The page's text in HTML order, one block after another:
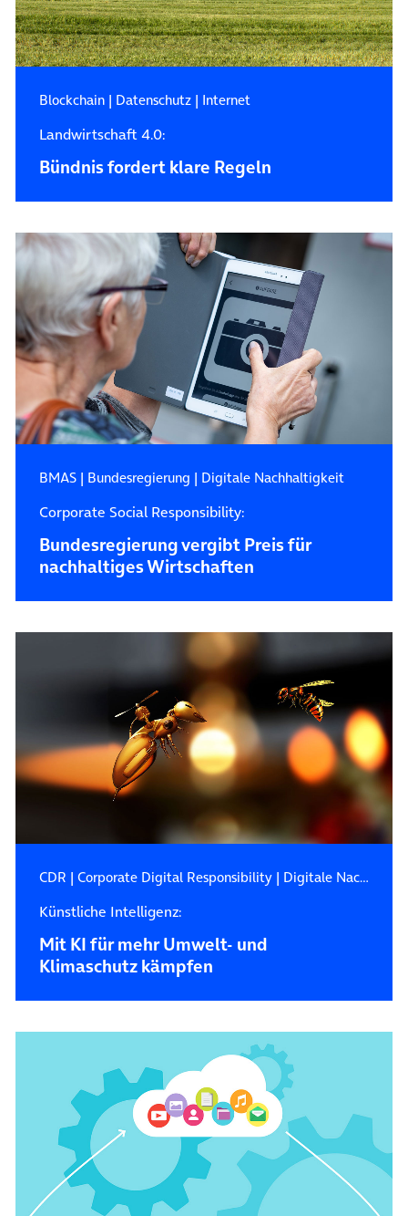
Blockchain| Datenschutz| Internet
Landwirtschaft 4.0:
Bündnis fordert klare Regeln
BMAS| Bundesregierung | Digitale Nachhaltigkeit
Corporate Social Responsibility:
Bundesregierung vergibt Preis für
nachhaltiges Wirtschaften
CDR | Corporate Digital Responsibility| Digitale Nachhaltigkeit
Künstliche Intelligenz:
Mit KI für mehr Umwelt- und
Klimaschutz kämpfen